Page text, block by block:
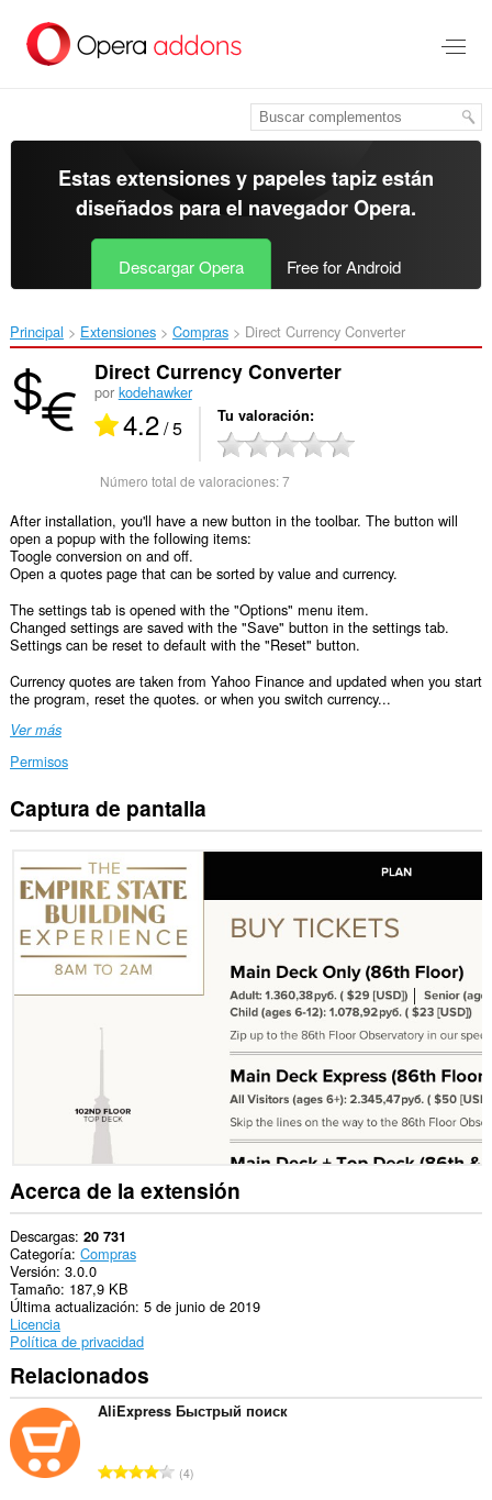
contenido
Estas extensiones y papeles tapiz están
diseñados para el navegador Opera.
Descargar Opera Free for Android
Principal Extensiones Compras Direct Currency Converter‎
Direct Currency Converter
por kodehawker
4.2/ 5 Tu valoración
Número total de valoraciones:7
After installation, you'll have a new button in the toolbar. The button will
open a popup with the following items:
Toogle conversion on and off.
Open a quotes page that can be sorted by value and currency.
The settings tab is opened with the "Options" menu item.
Changed settings are saved with the "Save" button in the settings tab.
Settings can be reset to default with the "Reset" button.
Currency quotes are taken from Yahoo Finance and updated when you start
the program, reset the quotes. or when you switch currency...
Ver más
Permisos
Esta
extensión
tus
en
todos
web.
de
navegación.
Captura de pantalla
Acerca de la extensión
Descargas 20 731
Categoría Compras
Versión 3.0.0
Tamaño 187,9 KB
Última actualización 5 de junio de 2019
Licencia
Política de privacidad
Relacionados
AliExpress Быстрый поиск
N4